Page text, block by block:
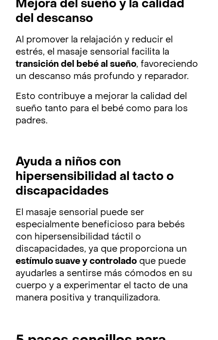
Mejora del sueño y la calidad
del descanso
Al promover la relajación y reducir el
estrés, el masaje sensorial facilita la
transición del bebé al sueño, favoreciendo
un descanso más profundo y reparador.
Esto contribuye a mejorar la calidad del
sueño tanto para el bebé como para los
padres.
Ayuda a niños con
hipersensibilidad al tacto o
discapacidades
El masaje sensorial puede ser
especialmente beneficioso para bebés
con hipersensibilidad táctil o
discapacidades, ya que proporciona un
estímulo suave y controlado que puede
ayudarles a sentirse más cómodos en su
cuerpo y a experimentar el tacto de una
manera positiva y tranquilizadora.